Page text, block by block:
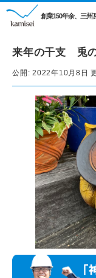
創業150年余、三州
来年の干支 兎の
公開: 2022年10月8日